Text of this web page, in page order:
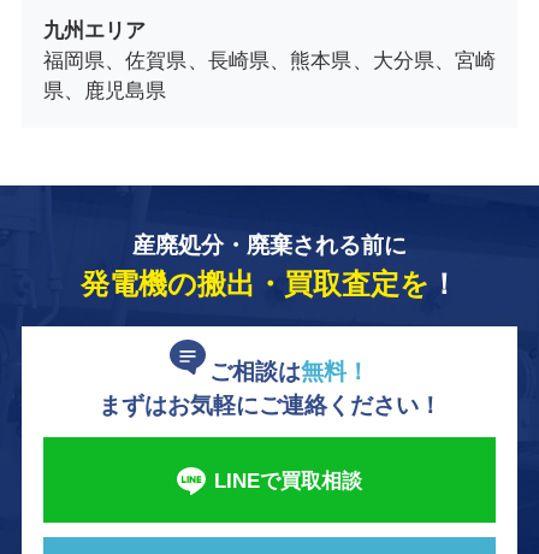
九州エリア
福岡県、佐賀県、長崎県、熊本県、大分県、宮崎
県、鹿児島県
産廃処分・廃棄される前に
発電機の搬出・買取査定を ！
ご相談は無料！
まずはお気軽にご連絡ください！
LINEで買取相談